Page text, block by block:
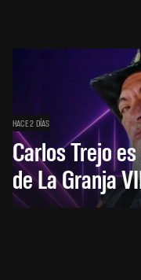
HACE 2 DÍAS
Carlos Trejo
de La Granja